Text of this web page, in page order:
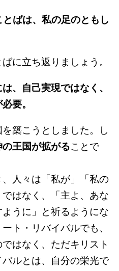
ばは、私の足のともし
に立ち返りましょう。
、自己実現ではなく、
要。
築こうとしました。し
の王国が拡がることで
人々は「私が」「私の
はなく、「主よ、あな
うに」と祈るようにな
ト・リバイバルでも、
はなく、ただキリスト
ルとは、自分の栄光で